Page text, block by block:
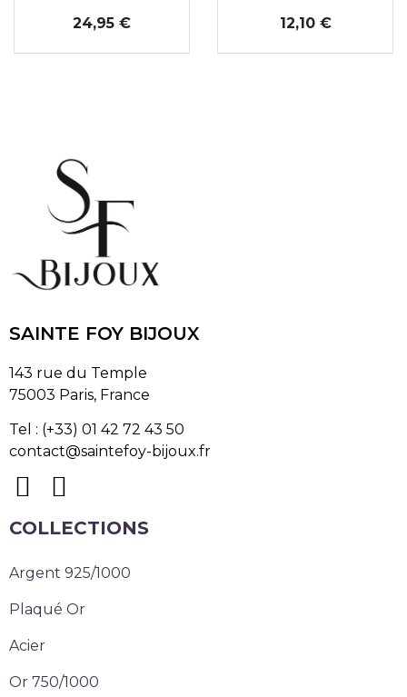
Prix
24,95 € Prix
12,10 €
SAINTE FOY BIJOUX
143 rue du Temple
75003 Paris, France
Tel : (+33) 01 42 72 43 50
contact@saintefoy-bijoux.fr
COLLECTIONS
Argent 925/1000
Plaqué Or
Acier
Or 750/1000